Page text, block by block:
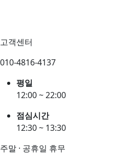
고객센터
010-4816-4137
평일
12:00 ~ 22:00
점심시간
12:30 ~ 13:30
주말 · 공휴일 휴무